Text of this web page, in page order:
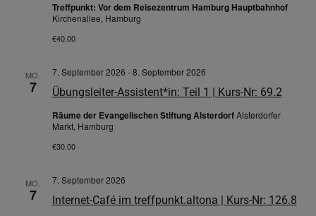
Treffpunkt: Vor dem Reisezentrum Hamburg Hauptbahnhof
Kirchenallee, Hamburg
€40.00
MO.
7 Übungsleiter-Assistent*in: Teil 1 | Kurs-Nr: 69.2
7. September 2026 -8. September 2026
Räume der Evangelischen Stiftung AlsterdorfAlsterdorfer
Markt, Hamburg
€30.00
MO.
7 Internet-Café im treffpunkt.altona | Kurs-Nr: 126.8
7. September 2026